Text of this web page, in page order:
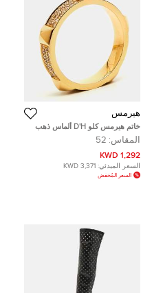
هيرمس
خاتم هيرمس كلو D'H ألماس ذهب
وردي عيار 18 مقاس 52
المقاس: 52
1,292 KWD
السعر المبدئي: 3,371 KWD
السعر المُخفض